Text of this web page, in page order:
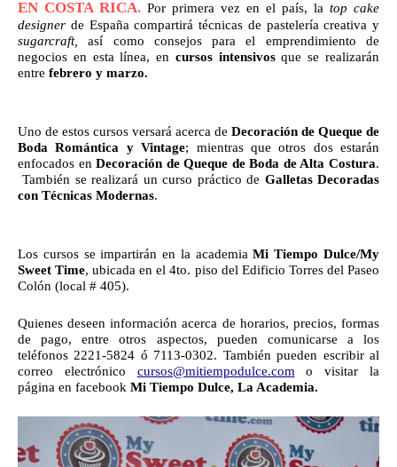
EN COSTA RICA. Por primera vez en el país, la top cake
designer
sugarcraft, así como consejos para el emprendimiento de
negocios en esta línea, en cursos intensivos que se realizarán
entre febrero y marzo.
Uno de estos cursos versará acerca de Decoración de Queque de
Boda Romántica y Vintage; mientras que otros dos estarán
enfocados en Decoración de Queque de Boda de Alta Costura.
También se realizará un curso práctico de Galletas Decoradas
con Técnicas Modernas.
Los cursos se impartirán en la academia Mi Tiempo Dulce/My
Sweet Time, ubicada en el 4to. piso del Edificio Torres del Paseo
Colón (local # 405).
Quienes deseen información acerca de horarios, precios, formas
de pago, entre otros aspectos, pueden comunicarse a los
teléfonos 2221-5824 ó 7113-0302. También pueden escribir al
correo electrónico cursos@mitiempodulce.com o visitar la
página en facebook Mi Tiempo Dulce, La Academia.